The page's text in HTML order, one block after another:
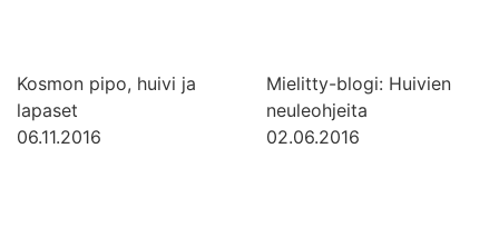
Kosmon pipo, huivi ja
lapaset
06.11.2016
Mielitty-blogi: Huivien
neuleohjeita
02.06.2016